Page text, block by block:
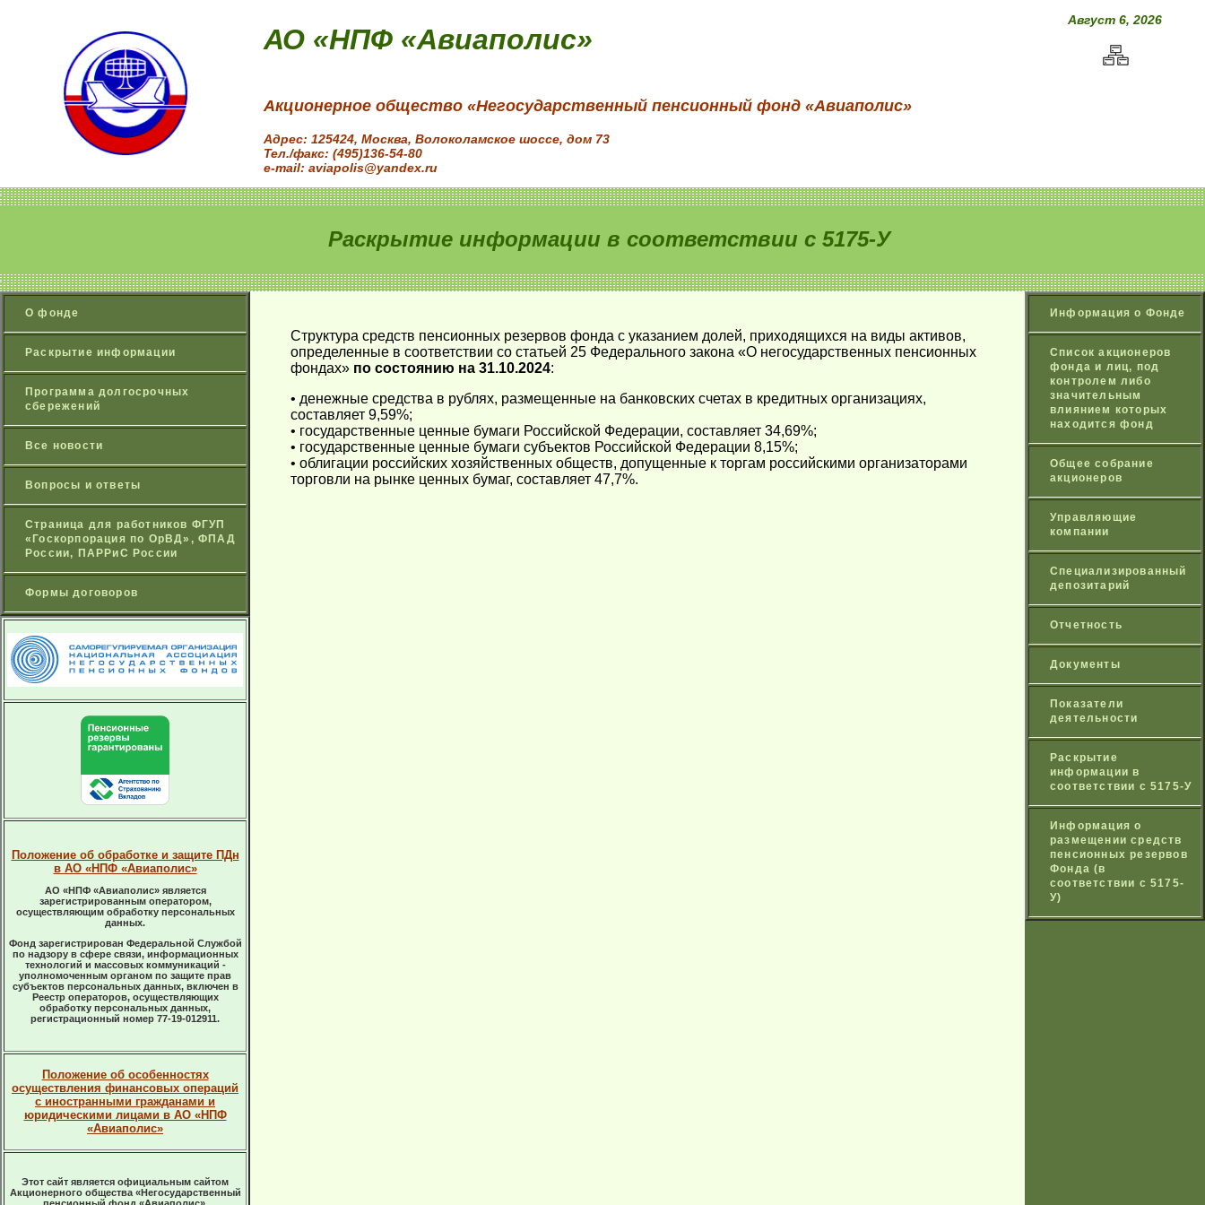
АО «НПФ «Авиаполис»
Август 6, 2026
Акционерное общество «Негосударственный пенсионный фонд «Авиаполис»
Адрес: 125424, Москва, Волоколамское шоссе, дом 73
Тел./факс: (495)136-54-80
e-mail: aviapolis@yandex.ru
Раскрытие информации в соответствии с 5175-У
О фонде
Раскрытие информации
Программа долгосрочных
сбережений
Все новости
Вопросы и ответы
Страница для работников ФГУП
«Госкорпорация по ОрВД», ФПАД
России, ПАРРиС России
Формы договоров
Положение об обработке и защите ПДн
в АО «НПФ «Авиаполис»
АО «НПФ «Авиаполис» является
зарегистрированным оператором,
осуществляющим обработку персональных
данных.
Фонд зарегистрирован Федеральной Службой
по надзору в сфере связи, информационных
технологий и массовых коммуникаций -
уполномоченным органом по защите прав
субъектов персональных данных, включен в
Реестр операторов, осуществляющих
обработку персональных данных,
регистрационный номер 77-19-012911.
Положение об особенностях
осуществления финансовых операций
с иностранными гражданами и
юридическими лицами в АО «НПФ
«Авиаполис»
Этот сайт является официальным сайтом
Акционерного общества «Негосударственный
Структура средств пенсионных резервов фонда с указанием долей, приходящихся на виды активов,
определенные в соответствии со статьей 25 Федерального закона «О негосударственных пенсионных
фондах» по состоянию на 31.10.2024:
• денежные средства в рублях, размещенные на банковских счетах в кредитных организациях,
составляет 9,59%;
• государственные ценные бумаги Российской Федерации, составляет 34,69%;
• государственные ценные бумаги субъектов Российской Федерации 8,15%;
• облигации российских хозяйственных обществ, допущенные к торгам российскими организаторами
торговли на рынке ценных бумаг, составляет 47,7%.
Информация о Фонде
Список акционеров
фонда и лиц, под
контролем либо
значительным
влиянием которых
находится фонд
Общее собрание
акционеров
Управляющие
компании
Специализированный
депозитарий
Отчетность
Документы
Показатели
деятельности
Раскрытие
информации в
соответствии с 5175-У
Информация о
размещении средств
пенсионных резервов
Фонда (в
соответствии с 5175-
У)